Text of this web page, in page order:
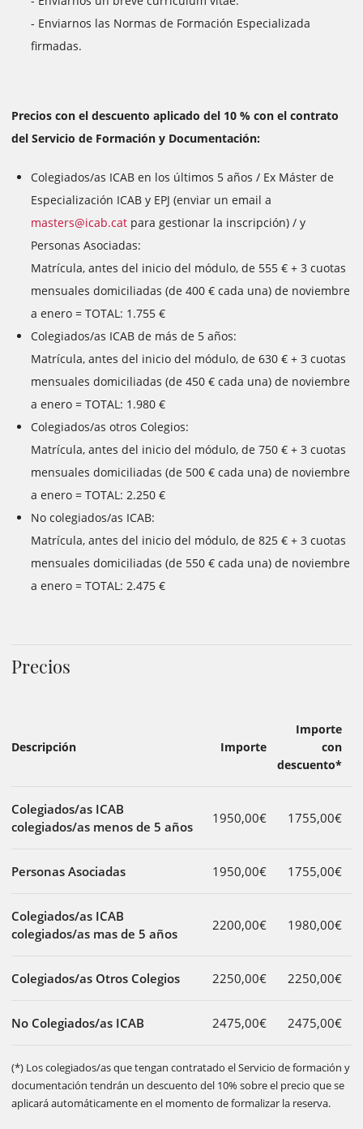
- Enviarnos las Normas de Formación Especializada
firmadas.
Precios con el descuento aplicado del 10 % con el contrato
del Servicio de Formación y Documentación:
Colegiados/as ICAB en los últimos 5 años / Ex Máster de
Especialización ICAB y EPJ (enviar un email a
masters@icab.cat para gestionar la inscripción) / y
Personas Asociadas:
Matrícula, antes del inicio del módulo, de 555 € + 3 cuotas
mensuales domiciliadas (de 400 € cada una) de noviembre
a enero = TOTAL: 1.755 €
Colegiados/as ICAB de más de 5 años:
Matrícula, antes del inicio del módulo, de 630 € + 3 cuotas
mensuales domiciliadas (de 450 € cada una) de noviembre
a enero = TOTAL: 1.980 €
Colegiados/as otros Colegios:
Matrícula, antes del inicio del módulo, de 750 € + 3 cuotas
mensuales domiciliadas (de 500 € cada una) de noviembre
a enero = TOTAL: 2.250 €
No colegiados/as ICAB:
Matrícula, antes del inicio del módulo, de 825 € + 3 cuotas
mensuales domiciliadas (de 550 € cada una) de noviembre
a enero = TOTAL: 2.475 €
Precios
Descripción Importe
Importe
con
descuento*
Colegiados/as ICAB
colegiados/as menos de 5 años
1950,00€ 1755,00€
Personas Asociadas 1950,00€ 1755,00€
Colegiados/as ICAB
colegiados/as mas de 5 años
2200,00€ 1980,00€
Colegiados/as Otros Colegios 2250,00€ 2250,00€
No Colegiados/as ICAB 2475,00€ 2475,00€
(*) Los colegiados/as que tengan contratado el Servicio de formación y
documentación tendrán un descuento del 10% sobre el precio que se
aplicará automáticamente en el momento de formalizar la reserva.